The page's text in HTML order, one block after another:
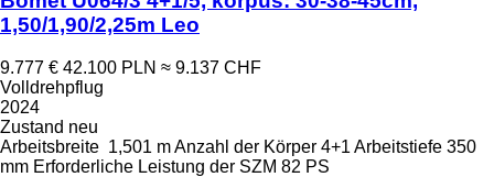
1,50/1,90/2,25m Leo
9.777 € 42.100 PLN ≈ 9.137 CHF
Volldrehpflug
2024
Zustand neu
Arbeitsbreite 1,501 mAnzahl der Körper 4+1 Arbeitstiefe 350
mm Erforderliche Leistung der SZM 82 PS